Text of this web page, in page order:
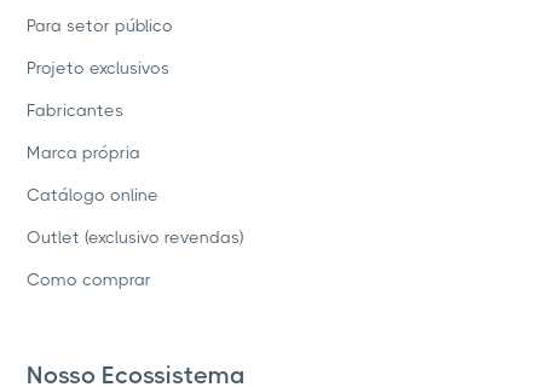
Para setor público
Projeto exclusivos
Fabricantes
Marca própria
Catálogo online
Outlet (exclusivo revendas)
Como comprar
Nosso Ecossistema